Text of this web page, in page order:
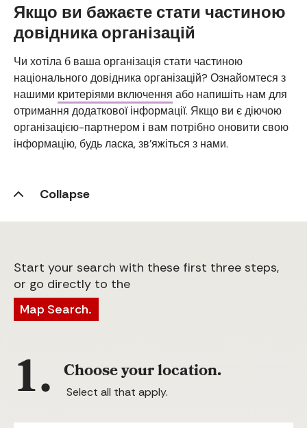
Якщо ви бажаєте стати частиною
довідника організацій
Чи хотіла б ваша організація стати частиною
національного довідника організацій? Ознайомтеся з
нашими критеріями включення або напишіть нам для
отримання додаткової інформації. Якщо ви є діючою
організацією-партнером і вам потрібно оновити свою
інформацію, будь ласка, зв’яжіться з нами.
Collapse
Start your search with these first three steps,
or go directly to the
Map Search.
1. Choose your location.
Select all that apply.